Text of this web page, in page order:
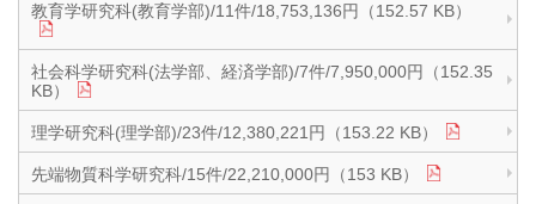
教育学研究科(教育学部)/11件/18,753,136円（152.57 KB）
社会科学研究科(法学部、経済学部)/7件/7,950,000円（152.35
KB）
理学研究科(理学部)/23件/12,380,221円（153.22 KB）
先端物質科学研究科/15件/22,210,000円（153 KB）